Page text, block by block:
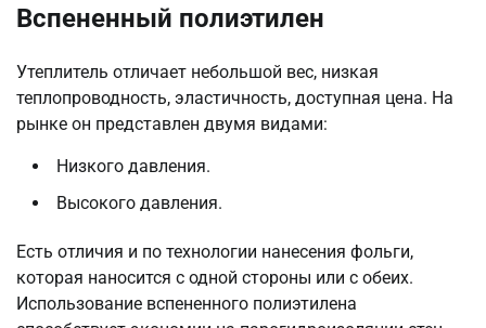
Вспененный полиэтилен
Утеплитель отличает небольшой вес, низкая
теплопроводность, эластичность, доступная цена. На
рынке он представлен двумя видами:
Низкого давления.
Высокого давления.
Есть отличия и по технологии нанесения фольги,
которая наносится с одной стороны или с обеих.
Использование вспененного полиэтилена